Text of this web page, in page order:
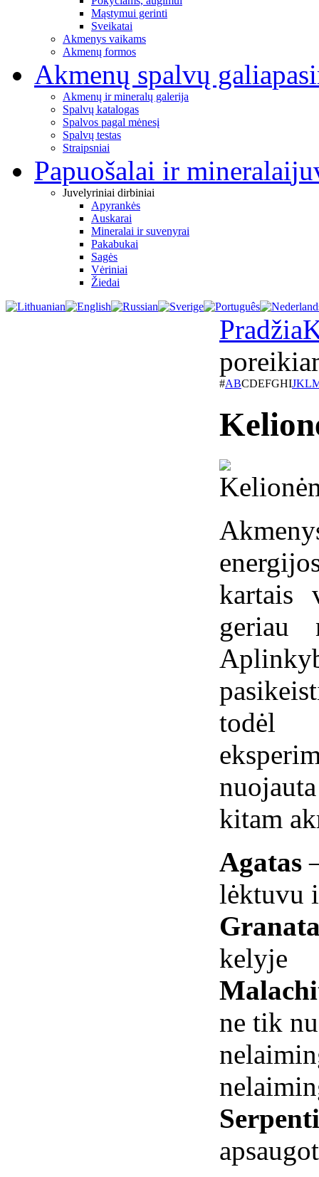
Mąstymui gerinti
Sveikatai
Akmenys vaikams
Akmenų formos
Akmenų spalvų galia
Akmenų ir mineralų galerija
Spalvų katalogas
Spalvos pagal mėnesį
Spalvų testas
Straipsniai
Papuošalai ir mineralai
Juvelyriniai dirbiniai
Apyrankės
Auskarai
Mineralai ir suvenyrai
Pakabukai
Sagės
Vėriniai
Žiedai
Pradžia
#ABCDEFGHIJKL
kartais
geriau
todėl
kitam
Agatas
lėktuvu
kelyje
ne tik